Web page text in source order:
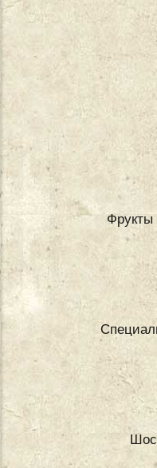
Фрукты